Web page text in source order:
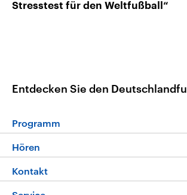
Stresstest für den Weltfußball“
Entdecken Sie den
Programm
Programm
Die Nachrichten
Hören
Livestream
Kontakt
Hörerservice